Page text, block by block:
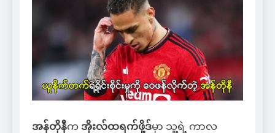
အန်တိုနီက အိုးလ်ထရက်ဖို့ဒ်မှာ သူ့ရဲ့ ကာလ